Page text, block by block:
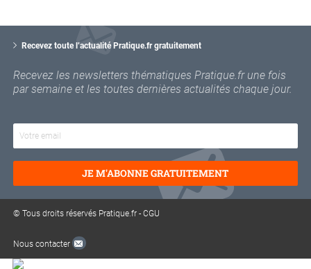
Recevez toute l’actualité Pratique.fr gratuitement
Recevez les newsletters thématiques Pratique.fr une fois
par semaine et les toutes dernières actualités chaque jour.
o
r
e
e
JE M'ABONNE GRATUITEMENT
© Tous droits réservés Pratique.fr -CGU
Nous contacter